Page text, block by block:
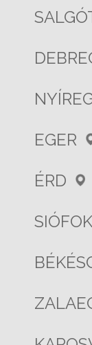
EGER
ÉRD
SIÓFOK